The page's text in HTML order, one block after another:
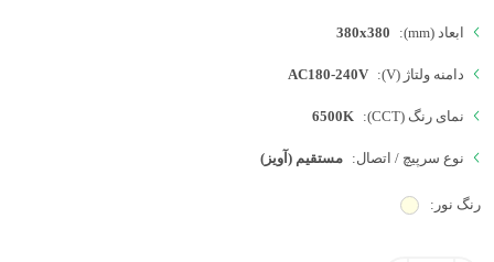
ابعاد (mm): 380x380
دامنه ولتاژ (V): AC180-240V
نمای رنگ (CCT): 6500K
نوع سرپیچ / اتصال: مستقیم (آویز)
رنگ نور: